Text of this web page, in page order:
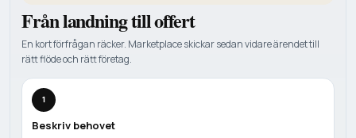
Från landning till offert
En kort förfrågan räcker. Marketplace skickar sedan vidare ärendet till
rätt flöde och rätt företag.
1
Beskriv behovet